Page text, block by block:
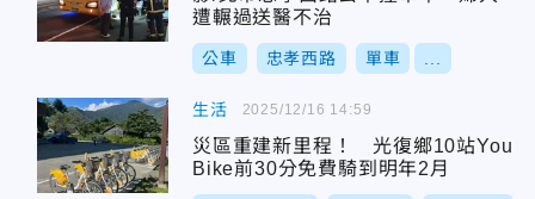
遭輾過送醫不治
公車 忠孝西路 單車
生活
災區重建新里程！ 光復鄉10站You
Bike前30分免費騎到明年2月
2025/12/16 14:59